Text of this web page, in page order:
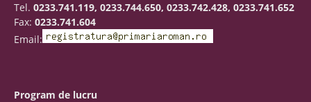
Tel. 0233.741.119, 0233.744.650, 0233.742.428, 0233.741.652
Fax: 0233.741.604
Email:
Program de lucru